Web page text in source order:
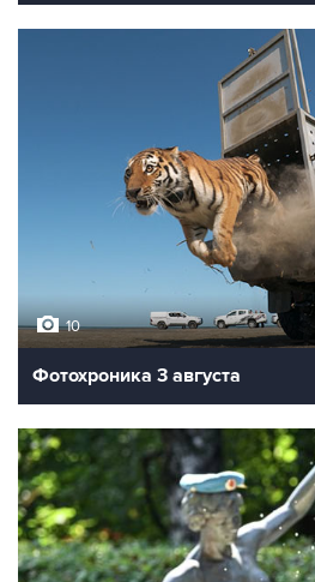
10
Фотохроника 3 августа